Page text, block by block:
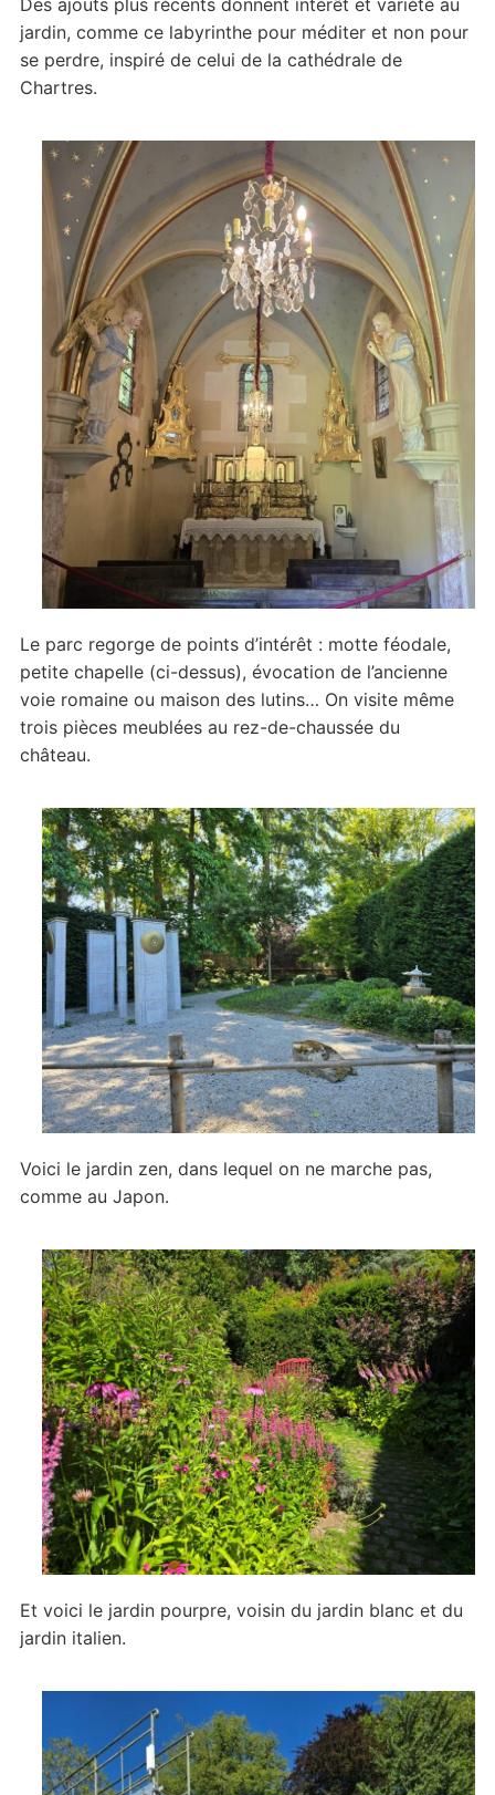
jardin, comme ce labyrinthe pour méditer et non pour
se perdre, inspiré de celui de la cathédrale de
Chartres.
Le parc regorge de points d’intérêt : motte féodale,
petite chapelle (ci-dessus), évocation de l’ancienne
voie romaine ou maison des lutins… On visite même
trois pièces meublées au rez-de-chaussée du
château.
Voici le jardin zen, dans lequel on ne marche pas,
comme au Japon.
Et voici le jardin pourpre, voisin du jardin blanc et du
jardin italien.